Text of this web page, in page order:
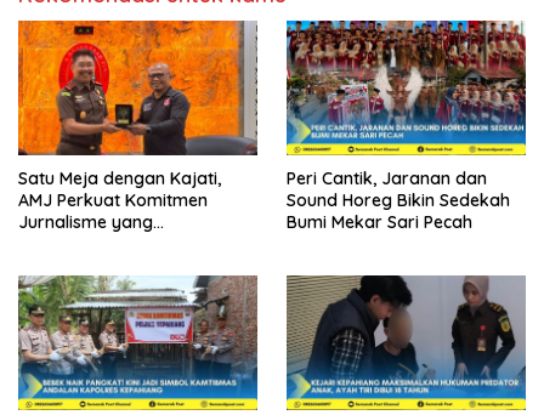
Satu Meja dengan Kajati,
AMJ Perkuat Komitmen
Jurnalisme yang
Peri Cantik, Jaranan dan
Sound Horeg Bikin Sedekah
Bumi Mekar Sari Pecah